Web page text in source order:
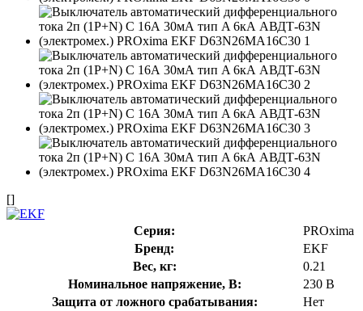
[]
Серия:
PROxima
Бренд:
EKF
Вес, кг:
0.21
Номинальное напряжение, В:
230 В
Защита от ложного срабатывания:
Нет